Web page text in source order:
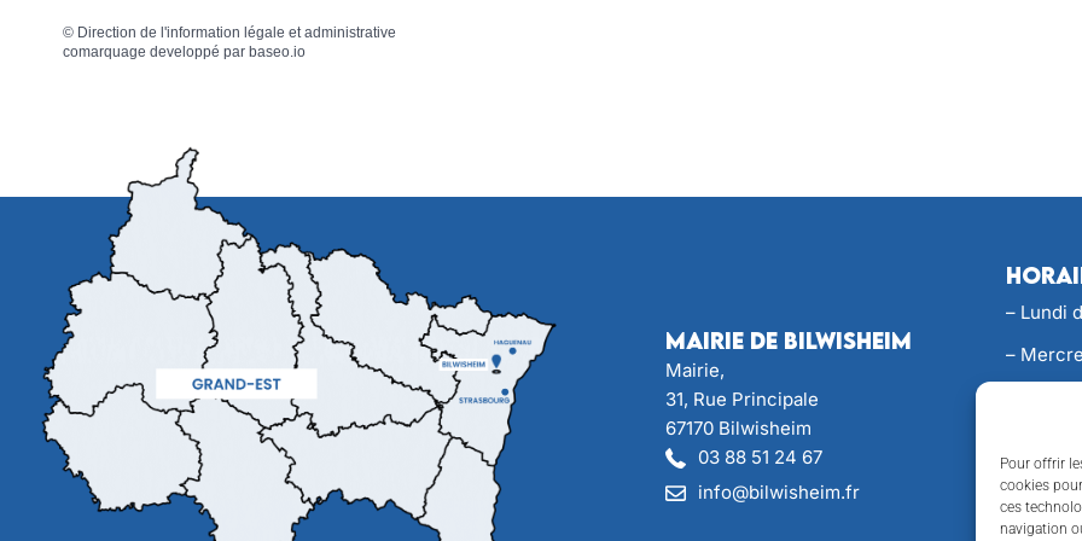
Pour offrir
cookies
ces
navigation
© Direction de l'information légale et administrative
comarquage developpé par baseo.io
Mairie de Bilwisheim
Mairie,
31, Rue Principale
67170 Bilwisheim
03 88 51 24 67
info@bilwisheim.fr
– Lundi
–
Samedi
vous